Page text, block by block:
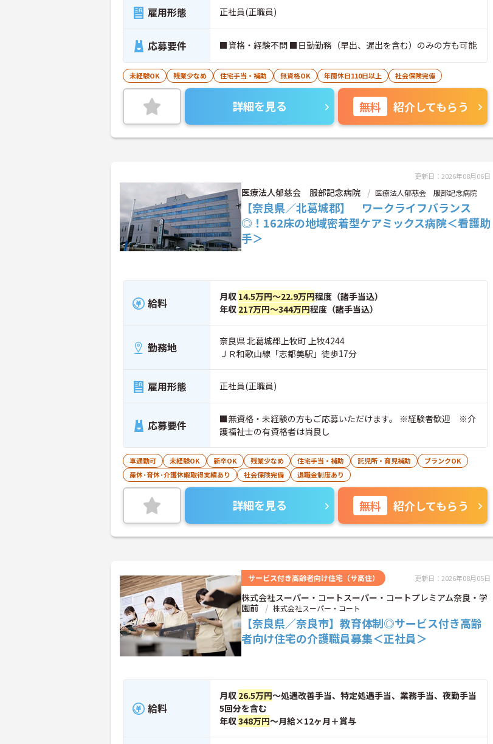
雇用形態 正社員(正職員)
応募要件 ■資格・経験不問 ■日勤勤務（早出、遅出を含む）のみの方も可能
未経験OK 残業少なめ 住宅手当・補助 無資格OK 年間休日110日以上 社会保険完備
詳細を見る 無料 紹介してもらう
更新日：2026年08月06日
医療法人郁慈会 服部記念病院 医療法人郁慈会 服部記念病院
【奈良県／北葛城郡】 ワークライフバランス
◎！162床の地域密着型ケアミックス病院＜看護助
手＞
給料 月収 14.5万円～22.9万円程度（諸手当込）
年収 217万円～344万円程度（諸手当込）
勤務地
奈良県 北葛城郡上牧町 上牧4244
ＪＲ和歌山線「志都美駅」徒歩17分
雇用形態 正社員(正職員)
応募要件
■無資格・未経験の方もご応募いただけます。 ※経験者歓迎 ※介
護福祉士の有資格者は尚良し
車通勤可 未経験OK 新卒OK 残業少なめ 住宅手当・補助 託児所・育児補助
ブランクOK
産休･育休･介護休暇取得実績あり
社会保険完備 退職金制度あり
詳細を見る 無料 紹介してもらう
サービス付き高齢者向け住宅（サ高住） 更新日：2026年08月05日
株式会社スーパー・コートスーパー・コートプレミアム奈良・学
園前
株式会社スーパー・コート
【奈良県／奈良市】教育体制◎サービス付き高齢
者向け住宅の介護職員募集＜正社員＞
給料
月収 26.5万円～処遇改善手当、特定処遇手当、業務手当、夜勤手当
5回分を含む
年収348万円～月給×12ヶ月＋賞与